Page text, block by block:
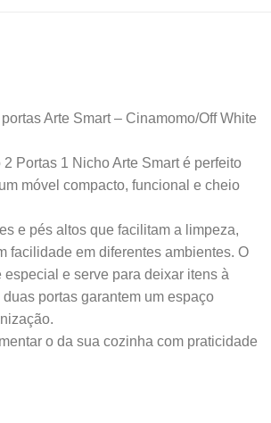
Arte Smart – Cinamomo/Off White
Portas 1 Nicho Arte Smart é perfeito
móvel compacto, funcional e cheio
e pés altos que facilitam a limpeza,
facilidade em diferentes ambientes. O
especial e serve para deixar itens à
portas garantem um espaço
o da sua cozinha com praticidade